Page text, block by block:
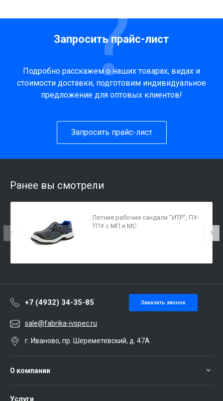
Запросить прайс-лист
Подробно расскажем о наших товарах, видах и
стоимости доставки, подготовим индивидуальное
предложение для оптовых клиентов!
Запросить прайс-лист
Ранее вы смотрели
Летние рабочие сандали "ИТР", ПУ-
ТПУ с МП и МС
+7 (4932) 34-35-85 Заказать звонок
sale@fabrika-ivspec.ru
г. Иваново, пр. Шереметевский, д. 47А
О компании
Услуги